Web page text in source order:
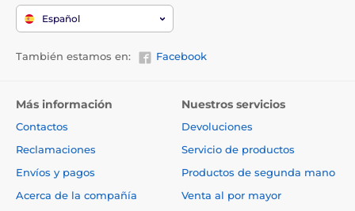
Plan de alimentación bajo control
La aplicación Petkit
le ayuda a planificar un plan de
alimentación perfectamente preciso. En la aplicación
encontrará muchos consejos valiosos, así como
sugerencias de planes de alimentación preparados
Español
También estamos en: Facebook
Más información
Contactos
Reclamaciones
Envíos y pagos
Acerca de la compañía
Nuestros servicios
Devoluciones
Servicio de productos
Productos de segunda mano
Venta al por mayor